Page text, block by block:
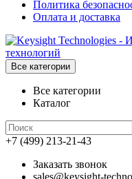
Политика
Оплата и доставка
Все категории
Все категории
Каталог
+7 (499) 213-21-43
Заказать звонок
sales@keysight-